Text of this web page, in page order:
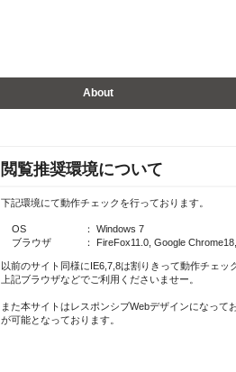
About
閲覧推奨環境について
下記環境にて動作チェックを行っております。
OS
： Windows 7
ブラウザ
： FireFox11.0, Google
以前のサイト同様にIE6,7,8は割りきって動作チェッ
上記ブラウザなどでご利用くださいませー。
また本サイトはレスポンシブWebデザインになって
が可能となっております。